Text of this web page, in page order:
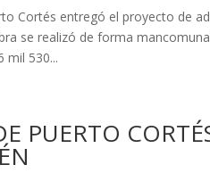
Cortés entregó el proyecto de
se realizó de forma
mil 530...
PUERTO